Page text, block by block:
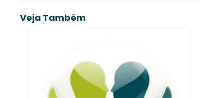
Veja Também